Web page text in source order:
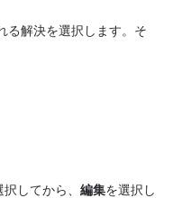
る解決を選択します。そ
択してから、 編集を選択し